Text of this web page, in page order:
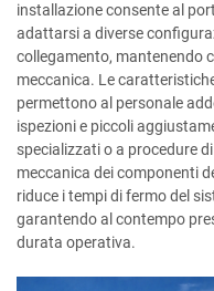
installazione consente al
adattarsi a diverse
collegamento, mantenendo
meccanica. Le
permettono al personale
ispezioni e piccoli
specializzati o a procedure
meccanica dei componenti
riduce i tempi di fermo del
garantendo al contempo
durata operativa.